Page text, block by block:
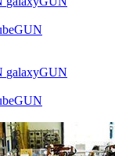
galaxyGUN